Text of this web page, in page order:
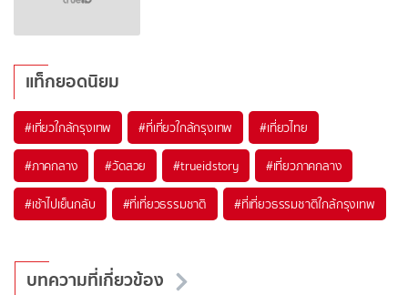
แท็กยอดนิยม
#เที่ยวใกล้กรุงเทพ #ที่เที่ยวใกล้กรุงเทพ #เที่ยวไทย
#ภาคกลาง #วัดสวย #trueidstory #เที่ยวภาคกลาง
#เช้าไปเย็นกลับ #ที่เที่ยวธรรมชาติ #ที่เที่ยวธรรมชาติใกล้กรุงเทพ
บทความที่เกี่ยวข้อง